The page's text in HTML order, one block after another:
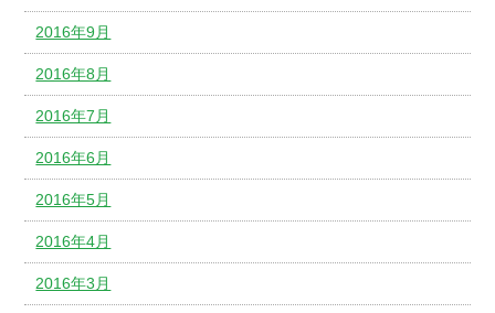
2016年9月
2016年8月
2016年7月
2016年6月
2016年5月
2016年4月
2016年3月